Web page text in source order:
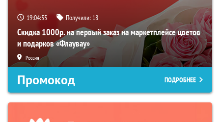
19:04:54 Получили: 18
Скидка 1000р. на первый заказ на маркетплейсе цветов
и подарков «Флаувау»
Россия
Промокод ПОДРОБНЕЕ